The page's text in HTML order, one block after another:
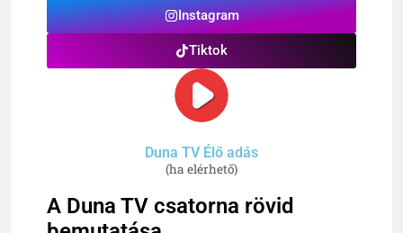
Instagram
Tiktok
Duna TV Élő adás
(ha elérhető)
A Duna TV csatorna rövid